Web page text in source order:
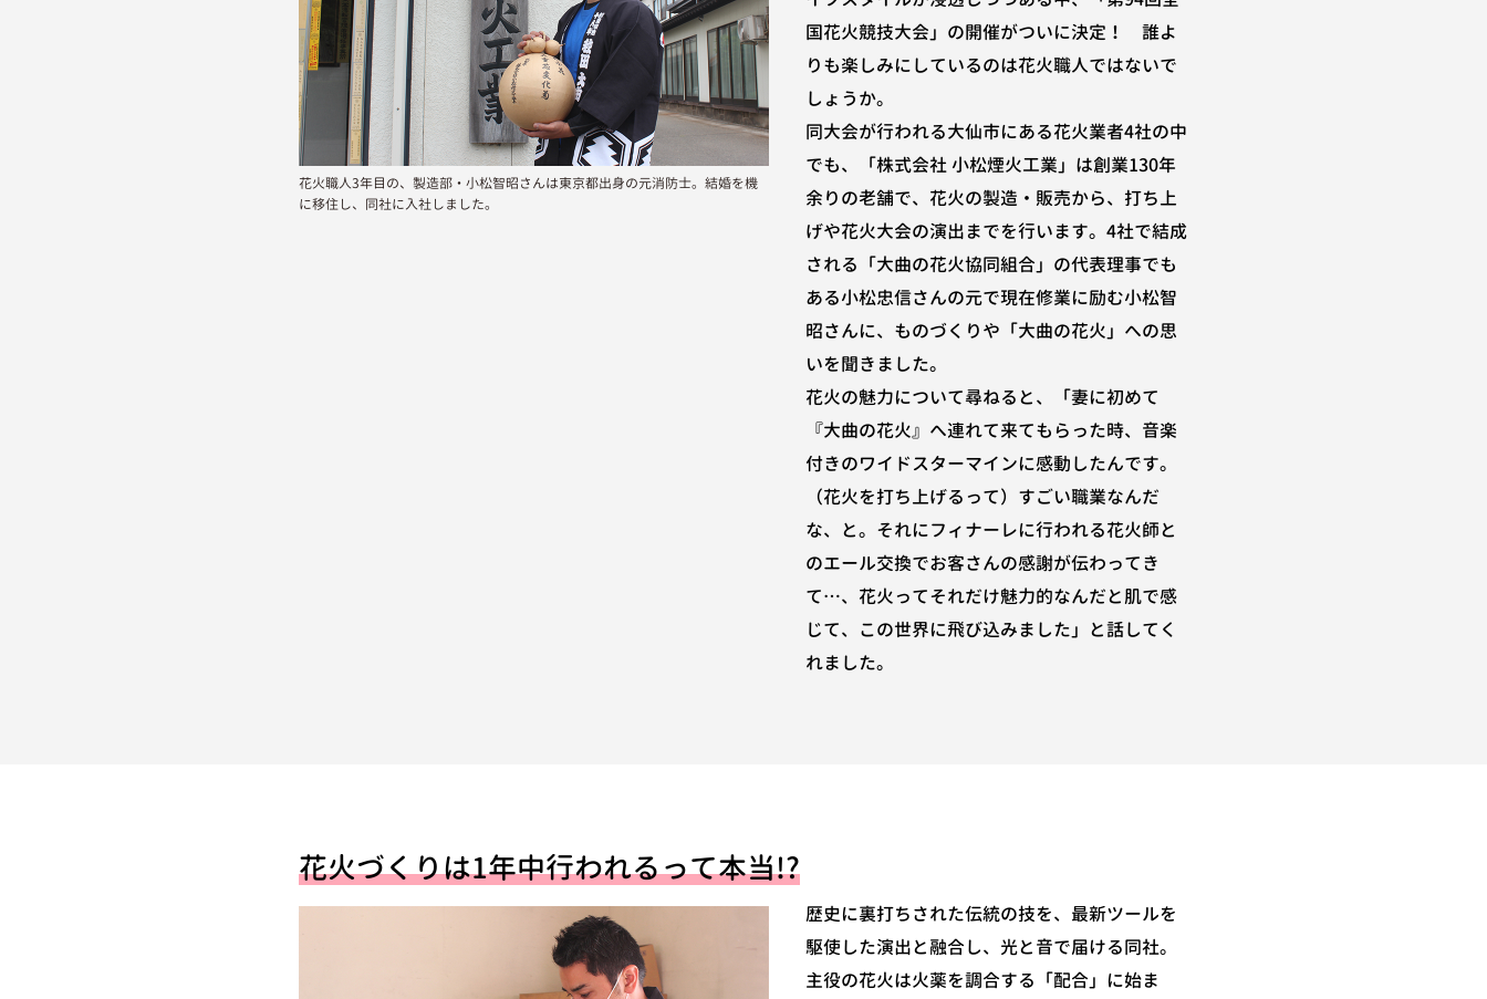
花火職人3年目の、製造部・小松智昭さんは東京都出身の元消防士。結婚を機
に移住し、同社に入社しました。
国花火競技大会」の開催がついに決定！ 誰よ
りも楽しみにしているのは花火職人ではないで
しょうか。
同大会が行われる大仙市にある花火業者4社の中
でも、「株式会社 小松煙火工業」は創業130年
余りの老舗で、花火の製造・販売から、打ち上
げや花火大会の演出までを行います。4社で結成
される「大曲の花火協同組合」の代表理事でも
ある小松忠信さんの元で現在修業に励む小松智
昭さんに、ものづくりや「大曲の花火」への思
いを聞きました。
花火の魅力について尋ねると、「妻に初めて
『大曲の花火』へ連れて来てもらった時、音楽
付きのワイドスターマインに感動したんです。
（花火を打ち上げるって）すごい職業なんだ
な、と。それにフィナーレに行われる花火師と
のエール交換でお客さんの感謝が伝わってき
て…、花火ってそれだけ魅力的なんだと肌で感
じて、この世界に飛び込みました」と話してく
れました。
花火づくりは1年中行われるって本当!?
歴史に裏打ちされた伝統の技を、最新ツールを
駆使した演出と融合し、光と音で届ける同社。
主役の花火は火薬を調合する「配合」に始ま